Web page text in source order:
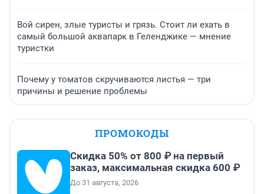
Вой сирен, злые туристы и грязь. Стоит ли ехать в
самый большой аквапарк в Геленджике — мнение
туристки
Почему у томатов скручиваются листья — три
причины и решение проблемы
ПРОМОКОДЫ
Скидка 50% от 800 ₽ на первый
заказ, максимальная скидка 600 ₽
До 31 августа, 2026